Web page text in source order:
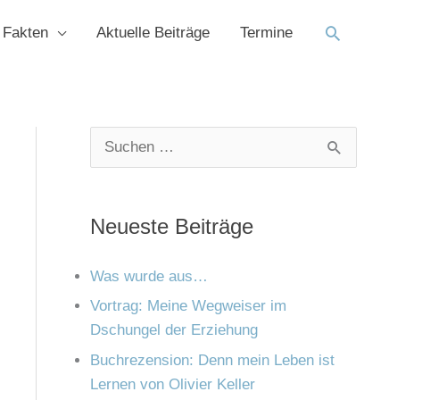
Fakten Aktuelle Beiträge Termine Suchen
e
n
n
a
c
Neueste Beiträge
Was wurde aus…
Vortrag: Meine Wegweiser im
Dschungel der Erziehung
Buchrezension: Denn mein Leben ist
Lernen von Olivier Keller
a
e
r
i
e
r
h